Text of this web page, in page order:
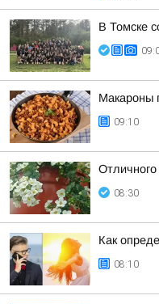
В Томске
Макароны
09:10
08:30
Как
08:10